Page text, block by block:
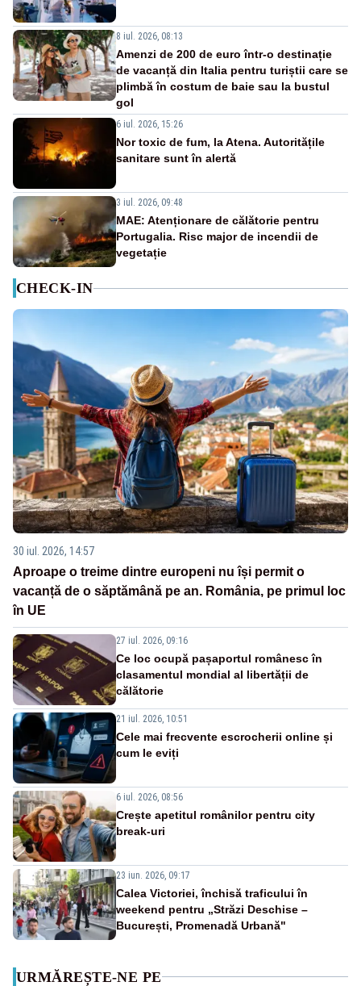
8 iul. 2026, 08:13
Amenzi de 200 de euro într-o destinație
de vacanță din Italia pentru turiștii care se
plimbă în costum de baie sau la bustul
gol
6 iul. 2026, 15:26
Nor toxic de fum, la Atena. Autoritățile
sanitare sunt în alertă
3 iul. 2026, 09:48
MAE: Atenționare de călătorie pentru
Portugalia. Risc major de incendii de
vegetație
CHECK-IN
30 iul. 2026, 14:57
Aproape o treime dintre europeni nu își permit o
vacanță de o săptămână pe an. România, pe primul loc
în UE
27 iul. 2026, 09:16
Ce loc ocupă pașaportul românesc în
clasamentul mondial al libertății de
călătorie
21 iul. 2026, 10:51
Cele mai frecvente escrocherii online și
cum le eviți
6 iul. 2026, 08:56
Crește apetitul românilor pentru city
break-uri
23 iun. 2026, 09:17
Calea Victoriei, închisă traficului în
weekend pentru „Străzi Deschise –
București, Promenadă Urbană"
URMĂREȘTE-NE PE